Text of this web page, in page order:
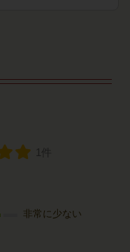
1件
非常に少ない